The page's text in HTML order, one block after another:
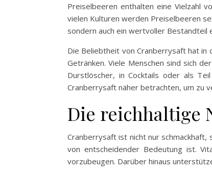
Preiselbeeren enthalten eine Vielzahl
vielen Kulturen werden Preiselbeeren
sondern auch ein wertvoller Bestandteil
Die Beliebtheit von Cranberrysaft hat in
Getränken. Viele Menschen sind sich
Durstlöscher, in Cocktails oder als
Cranberrysaft näher betrachten, um zu
Die reichhaltige
Cranberrysaft ist nicht nur schmackhaft,
von entscheidender Bedeutung ist.
vorzubeugen. Darüber hinaus